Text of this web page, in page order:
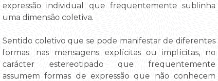
expressão individual que frequentemente sublinha
uma dimensão coletiva.
Sentido coletivo que se pode manifestar de diferentes
formas: nas mensagens explícitas ou implícitas, no
carácter estereotipado que frequentemente
assumem formas de expressão que não conhecem